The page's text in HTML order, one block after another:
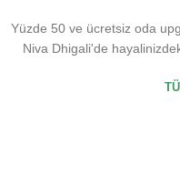
Yüzde 50 ve ücretsiz oda
Niva Dhigali'de